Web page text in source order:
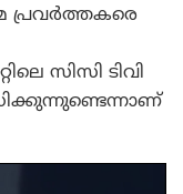
പ്രവർത്തകരെ
സിസി ടിവി